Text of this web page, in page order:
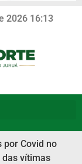
2026 16:13
por Covid no
das vítimas